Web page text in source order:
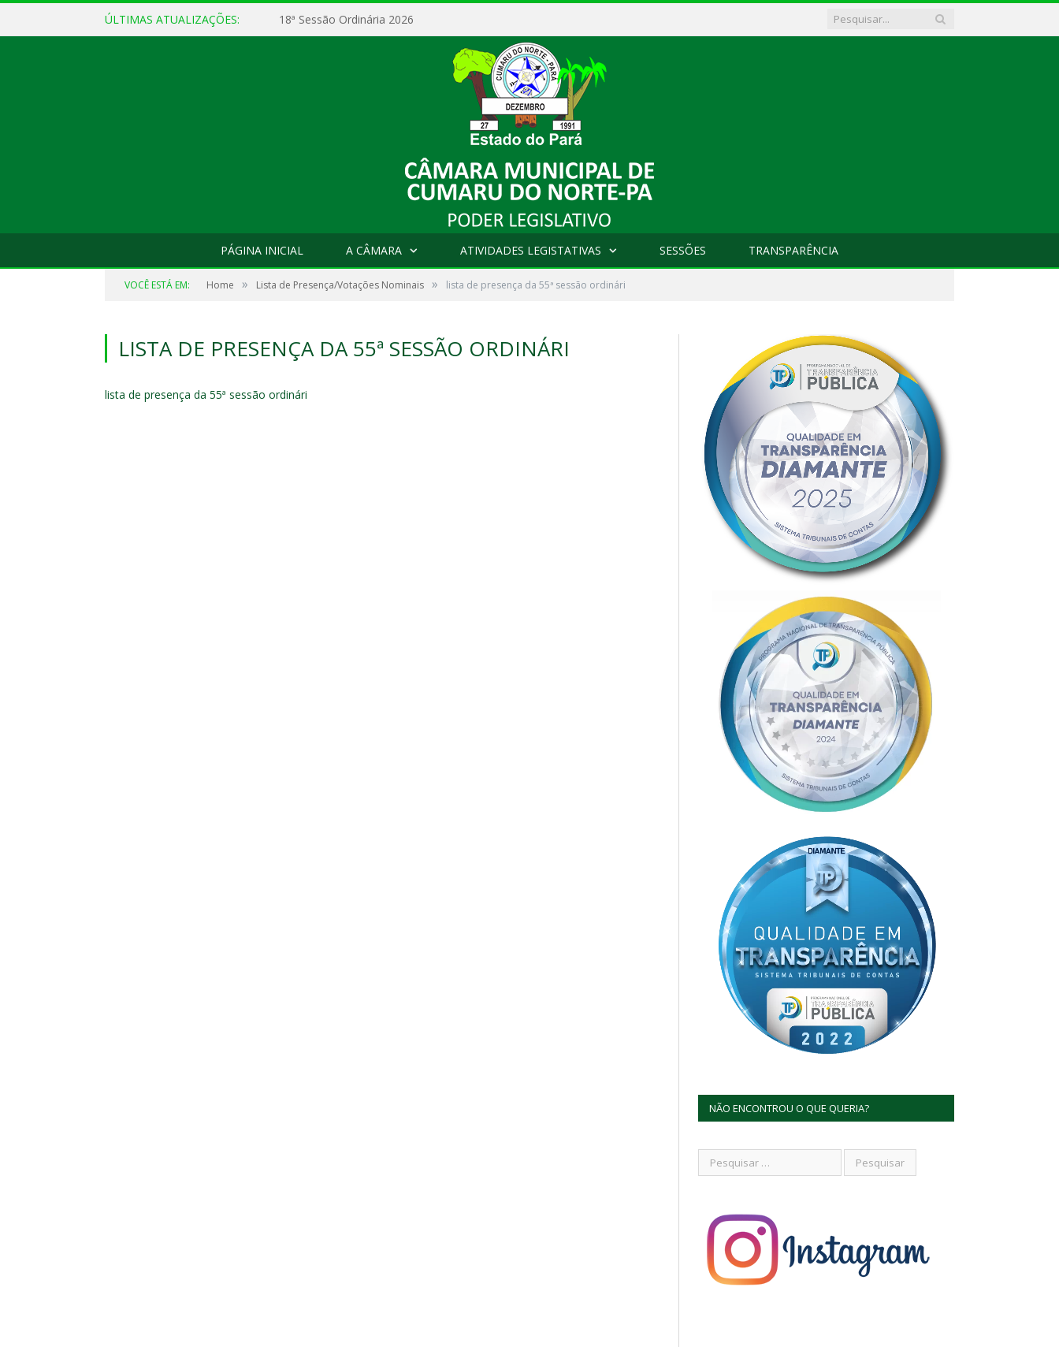
ÚLTIMAS ATUALIZAÇÕES: 18ª Sessão Ordinária 2026
PÁGINA INICIAL A CÂMARA ATIVIDADES LEGISTATIVAS SESSÕES TRANSPARÊNCIA
VOCÊ ESTÁ EM: Home » Lista de Presença/Votações Nominais » lista de presença da 55ª sessão ordinári
LISTA DE PRESENÇA DA 55ª SESSÃO ORDINÁRI
lista de presença da 55ª sessão ordinári
NÃO ENCONTROU O QUE QUERIA?